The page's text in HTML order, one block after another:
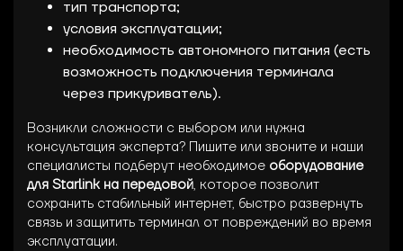
тип транспорта;
условия эксплуатации;
необходимость автономного питания (есть
возможность подключения терминала
через прикуриватель).
Возникли сложности с выбором или нужна
консультация эксперта? Пишите или звоните и наши
специалисты подберут необходимое оборудование
для Starlink на передовой, которое позволит
сохранить стабильный интернет, быстро развернуть
связь и защитить терминал от повреждений во время
эксплуатации.